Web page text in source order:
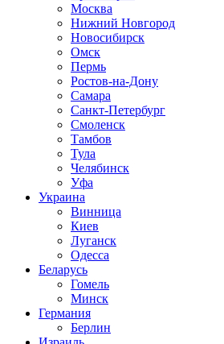
Москва
Нижний Новгород
Новосибирск
Омск
Пермь
Ростов-на-Дону
Самара
Санкт-Петербург
Смоленск
Тамбов
Тула
Челябинск
Уфа
Украина
Винница
Киев
Луганск
Одесса
Беларусь
Гомель
Минск
Германия
Берлин